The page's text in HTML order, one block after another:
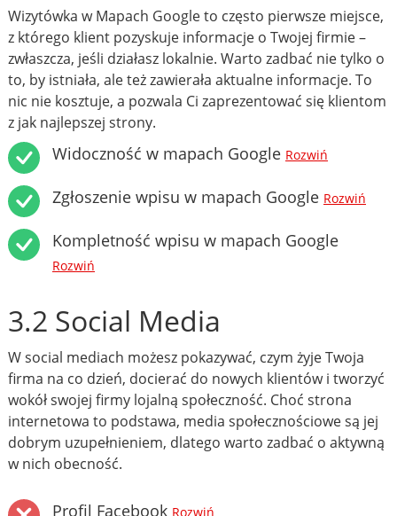
Wizytówka w Mapach Google to często pierwsze miejsce,
z którego klient pozyskuje informacje o Twojej firmie –
zwłaszcza, jeśli działasz lokalnie. Warto zadbać nie tylko o
to, by istniała, ale też zawierała aktualne informacje. To
nic nie kosztuje, a pozwala Ci zaprezentować się klientom
z jak najlepszej strony.
Widoczność w mapach Google Rozwiń
Zgłoszenie wpisu w mapach Google Rozwiń
Kompletność wpisu w mapach Google
Rozwiń
3.2 Social Media
W social mediach możesz pokazywać, czym żyje Twoja
firma na co dzień, docierać do nowych klientów i tworzyć
wokół swojej firmy lojalną społeczność. Choć strona
internetowa to podstawa, media społecznościowe są jej
dobrym uzupełnieniem, dlatego warto zadbać o aktywną
w nich obecność.
Profil Facebook